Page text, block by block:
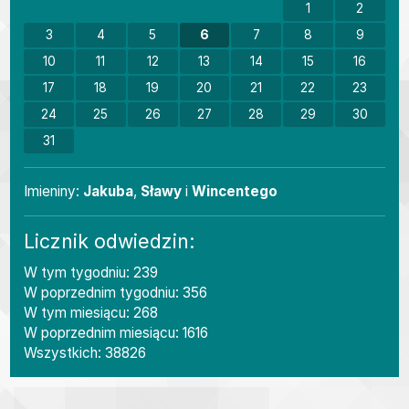
1
2
3
4 5 6 7 8
9
10
11 12 13 14 15
16
17
18 19 20 21 22
23
24
25 26 27 28 29
30
31
Imieniny
Imieniny: Jakuba, Sławy iWincentego
Licznik odwiedzin:
W tym tygodniu: 239
W poprzednim tygodniu: 356
W tym miesiącu: 268
W poprzednim miesiącu: 1616
Wszystkich: 38826